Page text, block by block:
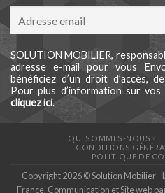
SOLUTION MOBILIER,
adresse e-mail pour vous
bénéficiez d’un droit d’accès,
Pour plus d’information sur
cliquez ici.
QUI SOMMES-NOUS ?
CONDITIONS
POLITIQUE DE
Copyright 2026 © Solution Mobilier -
France. Communication et Site web